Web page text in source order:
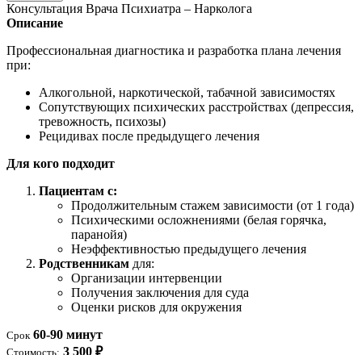
Консультация Врача Психиатра – Нарколога
Описание
Профессиональная диагностика и разработка плана лечения
при:
Алкогольной, наркотической, табачной зависимостях
Сопутствующих психических расстройствах (депрессия,
тревожность, психозы)
Рецидивах после предыдущего лечения
Для кого подходит
Пациентам с:
Продолжительным стажем зависимости (от 1 года)
Психическими осложнениями (белая горячка,
паранойя)
Неэффективностью предыдущего лечения
Родственникам для:
Организации интервенции
Получения заключения для суда
Оценки рисков для окружения
Срок 60-90 минут
Стоимость: 3 500 ₽